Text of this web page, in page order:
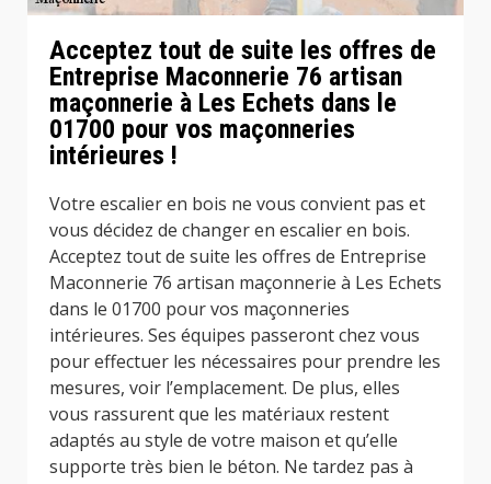
Acceptez tout de suite les offres de
Entreprise Maconnerie 76 artisan
maçonnerie à Les Echets dans le
01700 pour vos maçonneries
intérieures !
Votre escalier en bois ne vous convient pas et
vous décidez de changer en escalier en bois.
Acceptez tout de suite les offres de Entreprise
Maconnerie 76 artisan maçonnerie à Les Echets
dans le 01700 pour vos maçonneries
intérieures. Ses équipes passeront chez vous
pour effectuer les nécessaires pour prendre les
mesures, voir l’emplacement. De plus, elles
vous rassurent que les matériaux restent
adaptés au style de votre maison et qu’elle
supporte très bien le béton. Ne tardez pas à